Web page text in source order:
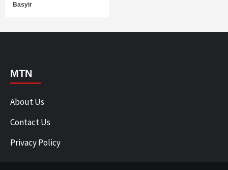
Basyir
MTN
About Us
Contact Us
Privacy Policy